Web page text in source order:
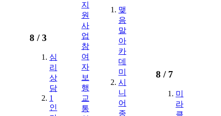
8 /3
심
리
상
담
1
인
지
원
사
업
참
여
자
보
행
교
통
맺
음
말
아
카
데
미
시
니
어
종
8 / 7
미
라